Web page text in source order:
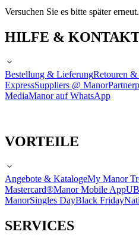
Versuchen Sie es bitte später erneut.
HILFE &
Bestellung & LieferungRetouren &
ExpressSuppliers @ Manor
MediaManor auf WhatsApp
VORTEILE
Angebote & KatalogeMy Manor
Mastercard®Manor Mobile App
ManorSingles DayBlack Friday
SERVICES